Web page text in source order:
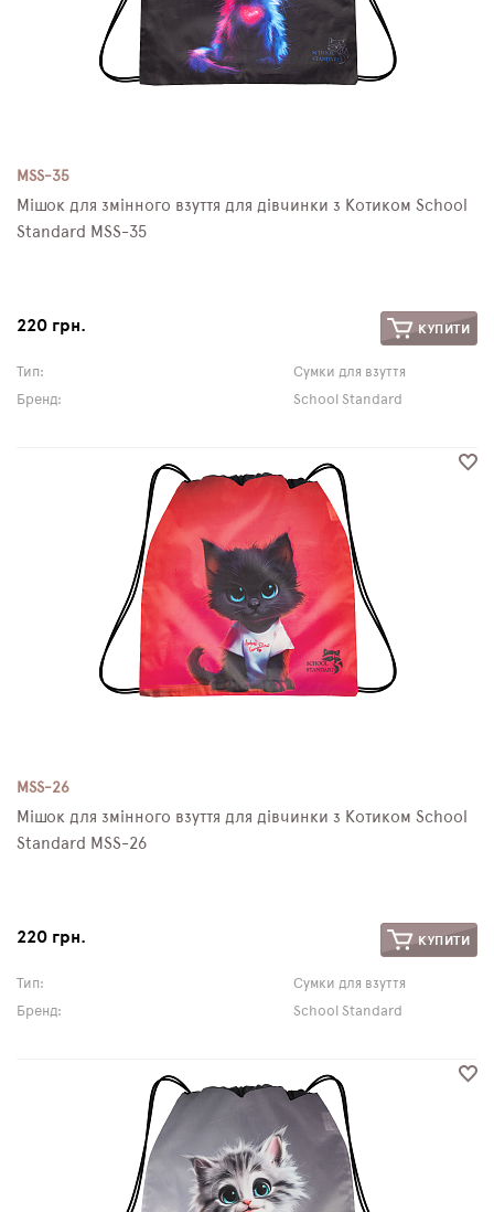
MSS-35
Мішок для змінного взуття для дівчинки з Котиком School
Standard MSS-35
220 грн. КУПИТИ
Тип:
Сумки для взуття
Бренд:
School Standard
MSS-26
Мішок для змінного взуття для дівчинки з Котиком School
Standard MSS-26
220 грн. КУПИТИ
Тип:
Сумки для взуття
Бренд:
School Standard